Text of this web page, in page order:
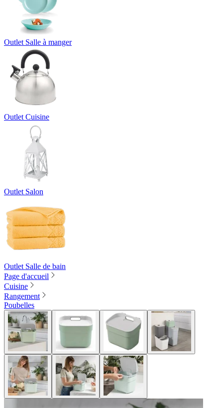
Outlet Salle à manger
Outlet Cuisine
Outlet Salon
Outlet Salle de bain
Page d'accueil
Cuisine
Rangement
Poubelles